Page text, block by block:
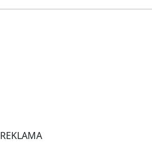
REKLAMA